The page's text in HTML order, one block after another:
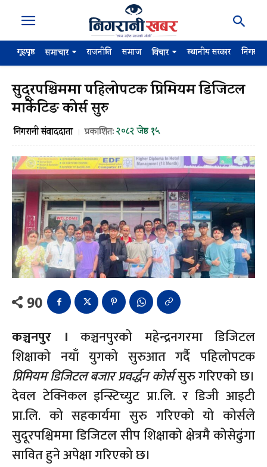
गृहपृष्ठ समाचार राजनीति समाज विचार स्थानीय सरकार
सुदूरपश्चिममा पहिलोपटक प्रिमियम डिजिटल
मार्केटिङ कोर्स सुरु
निगरानी संवाददाता प्रकाशित:२०८२ जेष्ठ १५
90
कञ्चनपुर । कञ्चनपुरको महेन्द्रनगरमा डिजिटल
शिक्षाको नयाँ युगको सुरुआत गर्दै पहिलोपटक
प्रिमियम डिजिटल बजार प्रवर्द्धन कोर्ससुरु गरिएको छ।
देवल टेक्निकल इन्स्टिच्युट प्रा.लि. र डिजी आइटी
प्रा.लि. को सहकार्यमा सुरु गरिएको यो कोर्सले
सुदूरपश्चिममा डिजिटल सीप शिक्षाको क्षेत्रमै कोसेढुंगा
सावित हुने अपेक्षा गरिएको छ।